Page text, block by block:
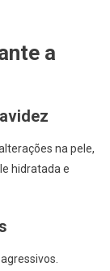
a
na pele,
hidratada e